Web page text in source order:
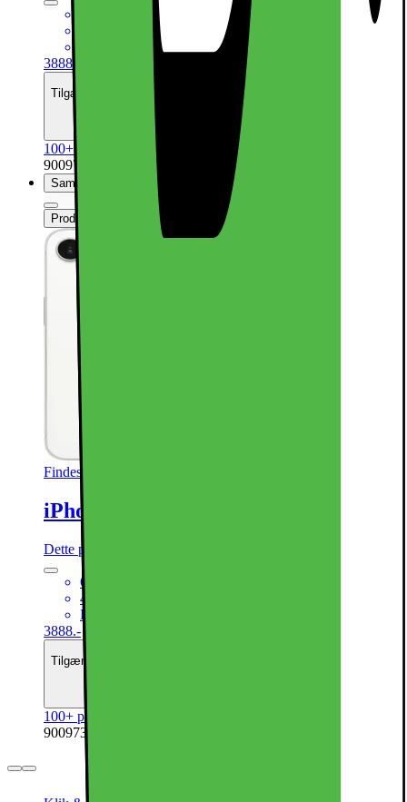
6,1“ Super Retina XDR-skærm
48 MP 2-i-1 kamerasystem
Kraftfuld A18-chip
3888.-
Tilgængelig med finansiering
Se månedspris
100+ på lager online
| På lager i 48 varehus(e).
900970
Sammenlign
Produktdatablad
Findes i flere varianter
iPhone 16e smartphone 128GB (Hvid)
Dette produkt er blevet bedømt til 4.7 ud af 5 stjerner.
6,1“ Super Retina XDR-skærm
40MP 2-i-1 kamerasystem
Kraftfuld A18-chip
3888.-
Tilgængelig med finansiering
Se månedspris
100+ på lager online
900973